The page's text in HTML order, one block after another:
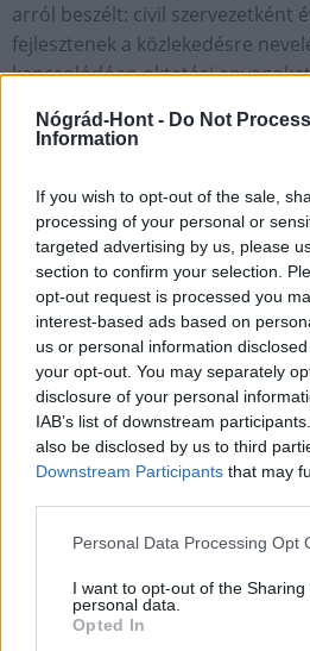
Nógrád-Hont - Do Not
Information
If you wish to opt-out of the sale,
processing of your personal or
targeted advertising by us, please
section to confirm your selection.
opt-out request is processed you
interest-based ads based on
us or personal information
your opt-out. You may separately
disclosure of your personal
IAB’s list of downstream
also be disclosed by us to third
Downstream Participants that may
Please note that this website/app
not limited to your visit or usage
grant or deny consent to Google
use your data for below specified
Personal Data Processing Opt
I want to opt-out of the Sharing
personal data.
Opted In
arról beszélt: civil szervezetként
fejlesztenek a közlekedésre
kapcsolódóan oktatási
példányban készült a
nagy számban szállítottak az
Beszélt arról is, hogy az
nemzetközi partnerekkel egy
kifejlesztettek, a
tartalmak pedig kiegészítik a
megszerezhető tudást.
Polgár Anikó, a Csík Ferenc
Gimnázium igazgatója azt
arra, hogy az iskolában
fel tudják használni, ennek
vigyázzanak a biztonságukra és
közlekedjenek.